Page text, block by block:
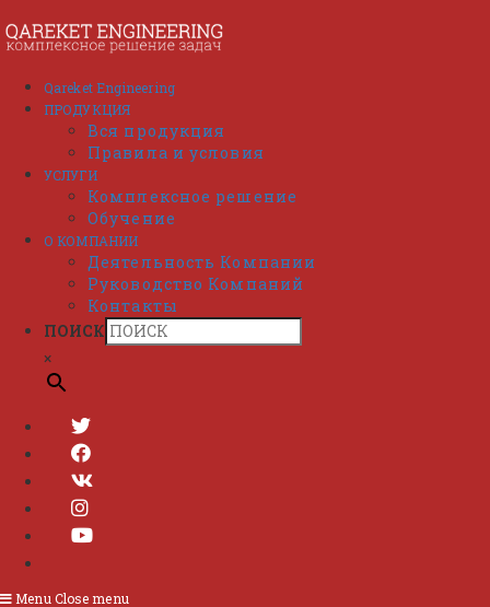
к
содержимому
Qareket Engineering
ПРОДУКЦИЯ
Вся продукция
Правила и условия
УСЛУГИ
Комплексное решение
Обучение
О КОМПАНИИ
Деятельность Компании
Руководство Компаний
Контакты
ПОИСК
×
Menu Close menu